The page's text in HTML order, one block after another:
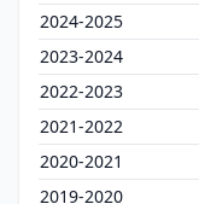
2024-2025
2023-2024
2022-2023
2021-2022
2020-2021
2019-2020